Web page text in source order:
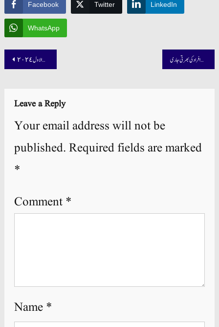
Facebook Twitter LinkedIn
WhatsApp
Post حل كتاب العربي للصف الثامن الفصل الاول ٢٠٢٤ اسلام آباد ہائی کورٹ میں ہنر مند افراد کی بھرتی جاری
Leave a Reply
Your email address will not be
published. Required fields are marked
*
Comment *
Name *